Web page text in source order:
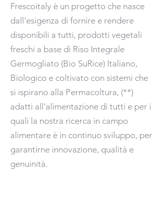
Frescoitaly è un progetto che nasce
dall'esigenza di fornire e rendere
disponibili a tutti, prodotti vegetali
freschi a base di Riso Integrale
Germogliato (Bio SuRice) Italiano,
Biologico e coltivato con sistemi che
si ispirano alla Permacoltura, (**)
adatti all'alimentazione di tutti e per i
quali la nostra ricerca in campo
alimentare è in continuo sviluppo, per
garantirne innovazione, qualità e
genuinità.